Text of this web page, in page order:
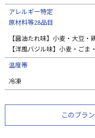
アレルギー特定
原材料等28品目
【醤油たれ味】小麦・大豆・
【洋風バジル味】小麦・ごま
温度帯
冷凍
このブラ